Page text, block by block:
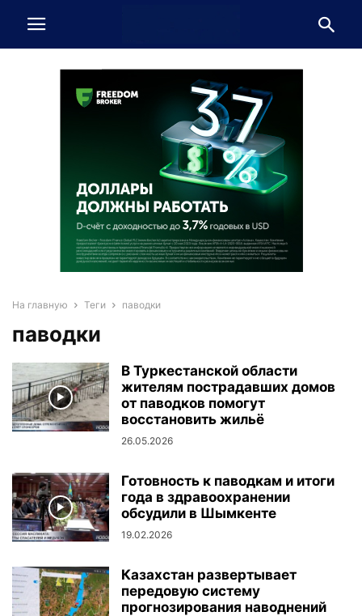
На главную Теги паводки
паводки
В Туркестанской области
жителям пострадавших домов
от паводков помогут
восстановить жильё
26.05.2026
Готовность к паводкам и итоги
года в здравоохранении
обсудили в Шымкенте
19.02.2026
Казахстан развертывает
передовую систему
прогнозирования наводнений